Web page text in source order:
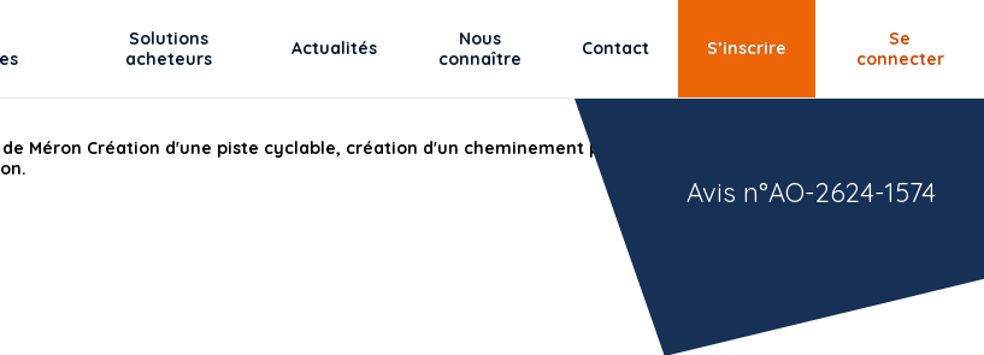
Solutions
acheteurs
Actualités
Nous
connaître
Contact S’inscrire
Se
connecter
Méron Création d'une piste cyclable, création d'un cheminement piéton, sécurisation de carrefours et
Avis n°AO-2624-1574